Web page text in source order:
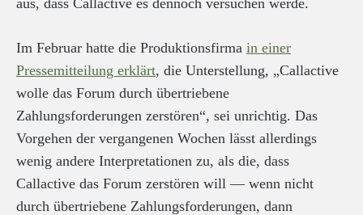
aus, dass Callactive es dennoch versuchen werde.
Im Februar hatte die Produktionsfirma in einer
Pressemitteilung erklärt, die Unterstellung, „Callactive
wolle das Forum durch übertriebene
Zahlungsforderungen zerstören“, sei unrichtig. Das
Vorgehen der vergangenen Wochen lässt allerdings
wenig andere Interpretationen zu, als die, dass
Callactive das Forum zerstören will — wenn nicht
durch übertriebene Zahlungsforderungen, dann